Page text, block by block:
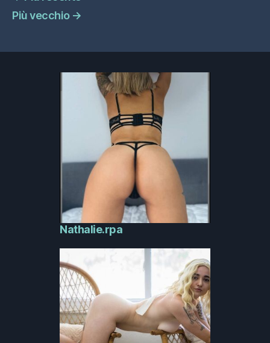
Più vecchio →
Nathalie.rpa